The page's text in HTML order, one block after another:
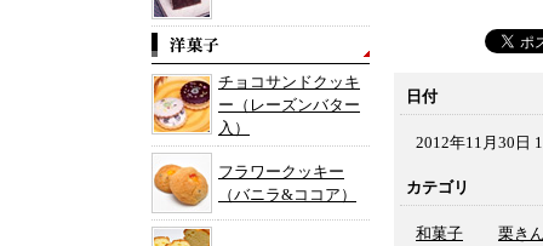
チョコサンドクッキ
ー（レーズンバター
入）
フラワークッキー
（バニラ&ココア）
日付
2012年11月30日
カテゴリ
和菓子 栗き